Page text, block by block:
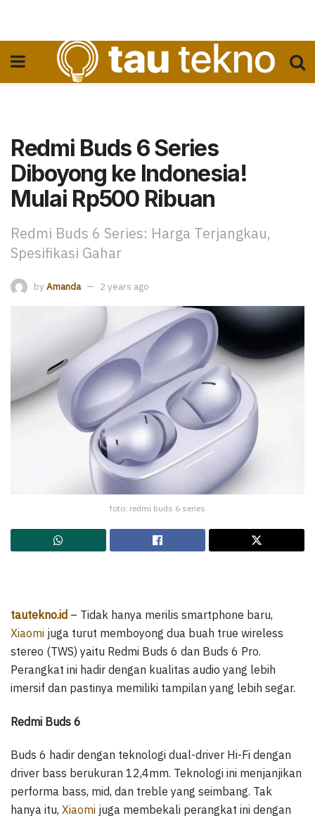
Redmi Buds 6 Series
Diboyong ke Indonesia!
Mulai Rp500 Ribuan
Redmi Buds 6 Series: Harga Terjangkau,
Spesifikasi Gahar
by Amanda 2 years ago
foto: redmi buds 6 series
tautekno.id – Tidak hanya merilis smartphone baru,
Xiaomi juga turut memboyong dua buah true wireless
stereo (TWS) yaitu Redmi Buds 6 dan Buds 6 Pro.
Perangkat ini hadir dengan kualitas audio yang lebih
imersif dan pastinya memiliki tampilan yang lebih segar.
Redmi Buds 6
Buds 6 hadir dengan teknologi dual-driver Hi-Fi dengan
driver bass berukuran 12,4mm. Teknologi ini menjanjikan
performa bass, mid, dan treble yang seimbang. Tak
hanya itu, Xiaomi juga membekali perangkat ini dengan